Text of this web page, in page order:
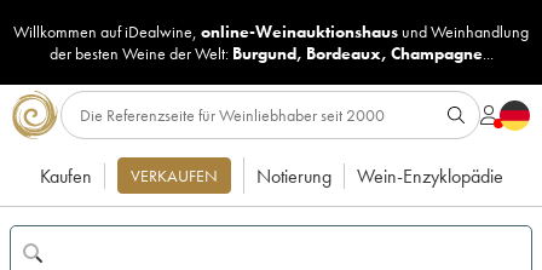
Willkommen auf iDealwine, online-Weinauktionshaus undWeinhandlung
der besten Weine der Welt: Burgund, Bordeaux, Champagne...
Kaufen VERKAUFEN Notierung Wein-Enzyklopädie